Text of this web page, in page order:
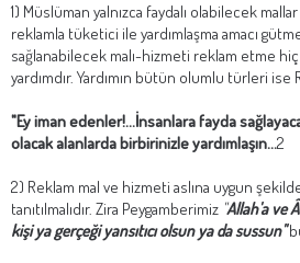
1) Müslüman yalnızca faydalı olabilecek
reklamla tüketici ile yardımlaşma amacı
sağlanabilecek malı-hizmeti reklam etme
yardımdır. Yardımın bütün olumlu türleri ise
"Ey iman edenler!...İnsanlara fayda
olacak alanlarda birbirinizle yardımlaşın...2
2) Reklam mal ve hizmeti aslına uygun
tanıtılmalıdır. Zira Peygamberimiz "Allah'a ve
kişi ya gerçeği yansıtıcı olsun ya da sussun"